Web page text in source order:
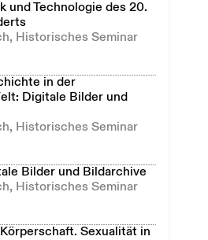
und Technologie des 20.
Historisches Seminar
in der
Digitale Bilder und
Historisches Seminar
Bilder und Bildarchive
Historisches Seminar
Sexualität in